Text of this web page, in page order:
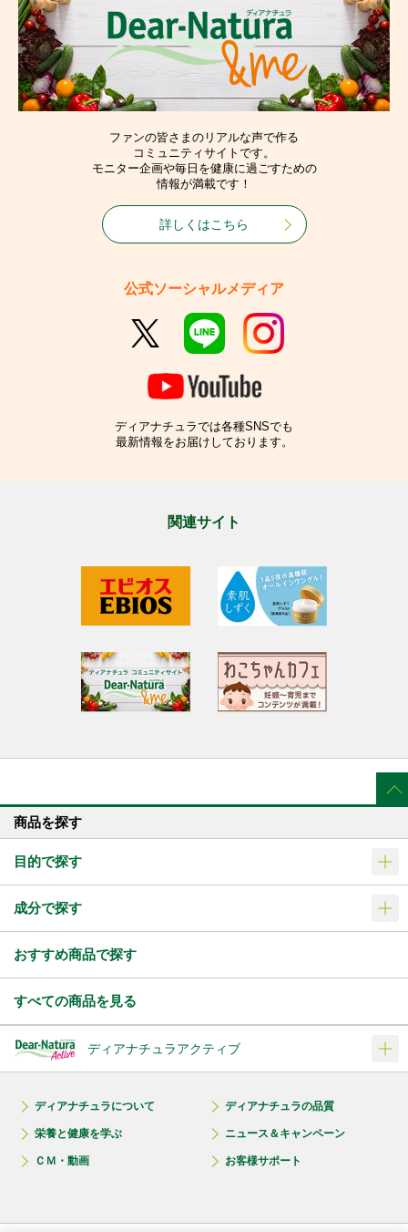
ファンの皆さまのリアルな声で作る
コミュニティサイトです。
モニター企画や毎日を健康に過ごすための
情報が満載です！
詳しくはこちら
公式ソーシャルメディア
ディアナチュラでは各種SNSでも
最新情報をお届けしております。
関連サイト
商品を探す
目的で探す
成分で探す
おすすめ商品で探す
すべての商品を見る
ディアナチュラアクティブ
ディアナチュラについて ディアナチュラの品質
栄養と健康を学ぶ ニュース＆キャンペーン
ＣＭ・動画 お客様サポート